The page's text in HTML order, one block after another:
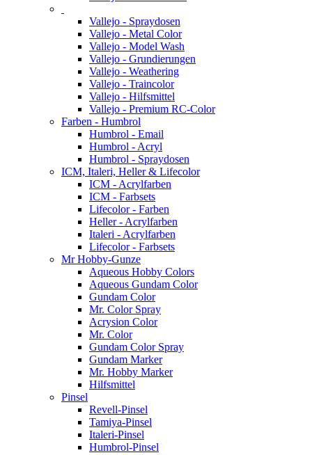
Vallejo - Spraydosen
Vallejo - Metal Color
Vallejo - Model Wash
Vallejo - Grundierungen
Vallejo - Weathering
Vallejo - Traincolor
Vallejo - Hilfsmittel
Vallejo - Premium RC-Color
Farben - Humbrol
Humbrol - Email
Humbrol - Acryl
Humbrol - Spraydosen
ICM, Italeri, Heller & Lifecolor
ICM - Acrylfarben
ICM - Farbsets
Lifecolor - Farben
Heller - Acrylfarben
Italeri - Acrylfarben
Lifecolor - Farbsets
Mr Hobby-Gunze
Aqueous Hobby Colors
Aqueous Gundam Color
Gundam Color
Mr. Color Spray
Acrysion Color
Mr. Color
Gundam Color Spray
Gundam Marker
Mr. Hobby Marker
Hilfsmittel
Pinsel
Revell-Pinsel
Tamiya-Pinsel
Italeri-Pinsel
Humbrol-Pinsel